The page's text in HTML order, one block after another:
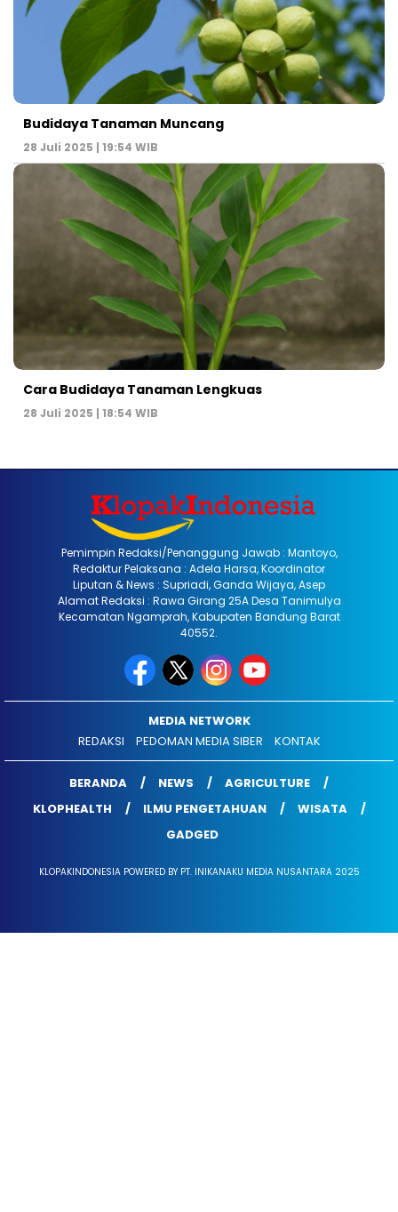
Budidaya Tanaman Muncang
28 Juli 2025 | 19:54 WIB
Cara Budidaya Tanaman Lengkuas
28 Juli 2025 | 18:54 WIB
Pemimpin Redaksi/Penanggung Jawab : Mantoyo,
Redaktur Pelaksana : Adela Harsa, Koordinator
Liputan & News : Supriadi, Ganda Wijaya, Asep
Alamat Redaksi : Rawa Girang 25A Desa Tanimulya
Kecamatan Ngamprah, Kabupaten Bandung Barat
40552.
MEDIA NETWORK
REDAKSI
PEDOMAN MEDIA SIBER KONTAK
BERANDA NEWS
AGRICULTURE
KLOPHEALTH
ILMU PENGETAHUAN
WISATA
GADGED
KLOPAKINDONESIA POWERED BY PT. INIKANAKU MEDIA NUSANTARA 2025